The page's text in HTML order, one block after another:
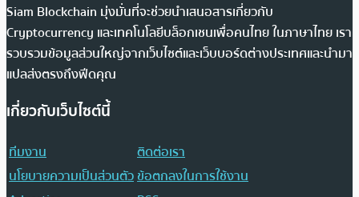
Siam Blockchain มุ่งมั่นที่จะช่วยนำเสนอสารเกี่ยวกับ
Cryptocurrency และเทคโนโลยีบล็อกเชนเพื่อคนไทย ในภาษาไทย เรา
รวบรวมข้อมูลส่วนใหญ่จากเว็บไซต์และเว็บบอร์ดต่างประเทศและนำมา
แปลส่งตรงถึงฟีดคุณ
เกี่ยวกับเว็บไซต์นี้
ทีมงาน
ติดต่อเรา
นโยบายความเป็นส่วนตัวข้อตกลงในการใช้งาน